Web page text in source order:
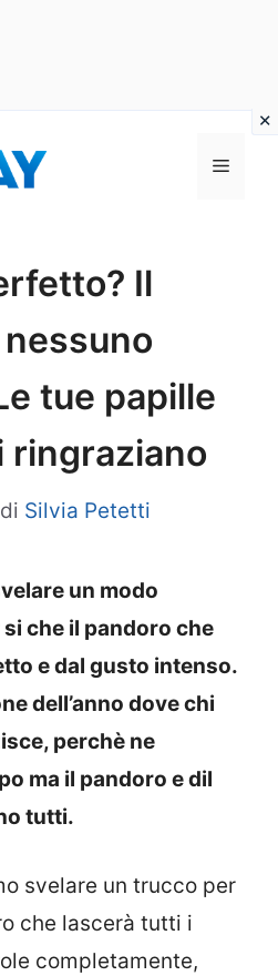
Menu
Il
tue papille
ringraziano
di Silvia Petetti
un modo
che il pandoro che
e dal gusto intenso.
dell’anno dove chi
perchè ne
ma il pandoro e dil
tutti.
svelare un trucco per
che lascerà tutti i
completamente,